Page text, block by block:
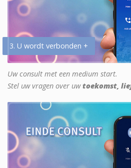
3. U wordt verbonden +
Uw consult met een medium start.
Stel uw vragen over uwtoekomst,